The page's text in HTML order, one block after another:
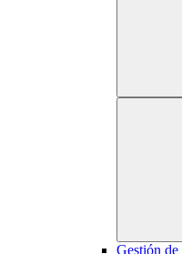
Gestión de